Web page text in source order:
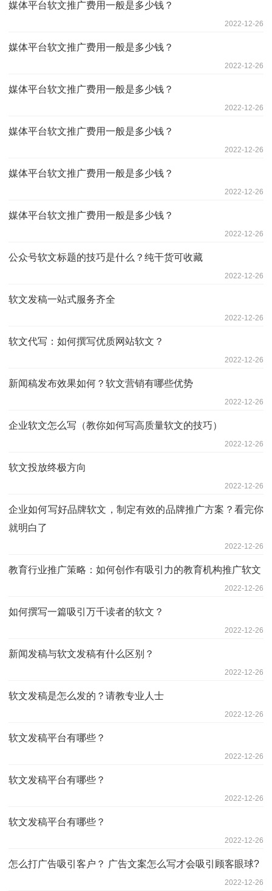
媒体平台软文推广费用一般是多少钱？
2022-12-26
媒体平台软文推广费用一般是多少钱？
2022-12-26
媒体平台软文推广费用一般是多少钱？
2022-12-26
媒体平台软文推广费用一般是多少钱？
2022-12-26
媒体平台软文推广费用一般是多少钱？
2022-12-26
媒体平台软文推广费用一般是多少钱？
2022-12-26
公众号软文标题的技巧是什么？纯干货可收藏
2022-12-26
软文发稿一站式服务齐全
2022-12-26
软文代写：如何撰写优质网站软文？
2022-12-26
新闻稿发布效果如何？软文营销有哪些优势
2022-12-26
企业软文怎么写（教你如何写高质量软文的技巧）
2022-12-26
软文投放终极方向
2022-12-26
企业如何写好品牌软文，制定有效的品牌推广方案？看完你
就明白了
2022-12-26
教育行业推广策略：如何创作有吸引力的教育机构推广软文
2022-12-26
如何撰写一篇吸引万千读者的软文？
2022-12-26
新闻发稿与软文发稿有什么区别？
2022-12-26
软文发稿是怎么发的？请教专业人士
2022-12-26
软文发稿平台有哪些？
2022-12-26
软文发稿平台有哪些？
2022-12-26
软文发稿平台有哪些？
2022-12-26
怎么打广告吸引客户？ 广告文案怎么写才会吸引顾客眼球?
2022-12-26